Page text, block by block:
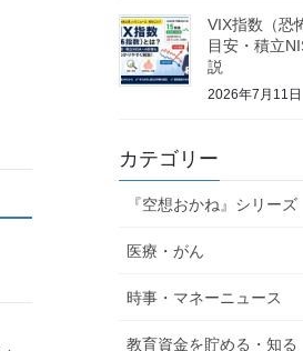
VIX指数（恐
目安・積立
説
2026年7月11日
カテゴリー
『空想おかね』シリーズ
医療・がん
時事・マネーニュース
教育資金を貯める・知る